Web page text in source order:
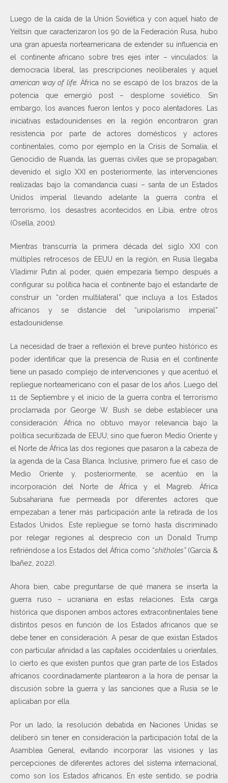
Luego de la caída de la Unión Soviética y con aquel hiato de
Yeltsin que caracterizaron los 90 de la Federación Rusa, hubo
una gran apuesta norteamericana de extender su influencia en
el continente africano sobre tres ejes inter – vinculados: la
democracia liberal, las prescripciones neoliberales y aquel
american way of life. África no se escapó de los brazos de la
potencia que emergió post – desplome soviético. Sin
embargo, los avances fueron lentos y poco alentadores. Las
iniciativas estadounidenses en la región encontraron gran
resistencia por parte de actores domésticos y actores
continentales, como por ejemplo en la Crisis de Somalia, el
Genocidio de Ruanda, las guerras civiles que se propagaban;
devenido el siglo XXI en posteriormente, las intervenciones
realizadas bajo la comandancia cuasi – santa de un Estados
Unidos imperial llevando adelante la guerra contra el
terrorismo, los desastres acontecidos en Libia, entre otros
(Osella, 2001).
Mientras transcurría la primera década del siglo XXI con
múltiples retrocesos de EEUU en la región, en Rusia llegaba
Vladimir Putin al poder, quién empezaría tiempo después a
configurar su política hacia el continente bajo el estandarte de
construir un “orden multilateral” que incluya a los Estados
africanos y se distancie del “unipolarismo imperial”
estadounidense.
La necesidad de traer a reflexión el breve punteo histórico es
poder identificar que la presencia de Rusia en el continente
tiene un pasado complejo de intervenciones y que acentuó el
repliegue norteamericano con el pasar de los años. Luego del
11 de Septiembre y el inicio de la guerra contra el terrorismo
proclamada por George W. Bush se debe establecer una
consideración: África no obtuvo mayor relevancia bajo la
política securitizada de EEUU; sino que fueron Medio Oriente y
el Norte de África las dos regiones que pasaron a la cabeza de
la agenda de la Casa Blanca. Inclusive, primero fue el caso de
Medio Oriente y, posteriormente, se acentúo en la
incorporación del Norte de África y el Magreb. África
Subsahariana fue permeada por diferentes actores que
empezaban a tener más participación ante la retirada de los
Estados Unidos. Este repliegue se tornó hasta discriminado
por relegar regiones al desprecio con un Donald Trump
refiriéndose a los Estados del África como “shitholes”(García &
Ibañez, 2022).
Ahora bien, cabe preguntarse de qué manera se inserta la
guerra ruso – ucraniana en estas relaciones. Esta carga
histórica que disponen ambos actores extracontinentales tiene
distintos pesos en función de los Estados africanos que se
debe tener en consideración. A pesar de que existan Estados
con particular afinidad a las capitales occidentales u orientales,
lo cierto es que existen puntos que gran parte de los Estados
africanos coordinadamente plantearon a la hora de pensar la
discusión sobre la guerra y las sanciones que a Rusia se le
aplicaban por ella.
Por un lado, la resolución debatida en Naciones Unidas se
deliberó sin tener en consideración la participación total de la
Asamblea General, evitando incorporar las visiones y las
percepciones de diferentes actores del sistema internacional,
como son los Estados africanos. En este sentido, se podría